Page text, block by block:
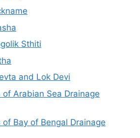
Sthiti
and Lok Devi
of Arabian Sea Drainage
of Bay of Bengal Drainage